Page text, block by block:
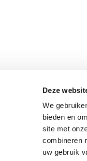
Deze
We
bieden en
site met
combineren
uw gebruik